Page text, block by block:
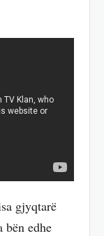
gjyqtarë
edhe